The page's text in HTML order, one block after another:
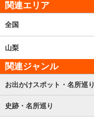
関連エリア
全国
山梨
関連ジャンル
お出かけスポット・名所巡り
史跡・名所巡り